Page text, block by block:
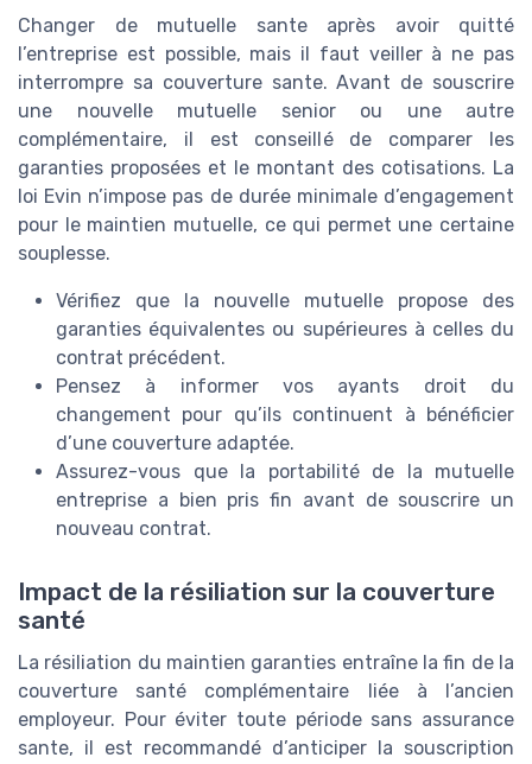
Changer de mutuelle sante après avoir quitté
l’entreprise est possible, mais il faut veiller à ne pas
interrompre sa couverture sante. Avant de souscrire
une nouvelle mutuelle senior ou une autre
complémentaire, il est conseillé de comparer les
garanties proposées et le montant des cotisations. La
loi Evin n’impose pas de durée minimale d’engagement
pour le maintien mutuelle, ce qui permet une certaine
souplesse.
Vérifiez que la nouvelle mutuelle propose des
garanties équivalentes ou supérieures à celles du
contrat précédent.
Pensez à informer vos ayants droit du
changement pour qu’ils continuent à bénéficier
d’une couverture adaptée.
Assurez-vous que la portabilité de la mutuelle
entreprise a bien pris fin avant de souscrire un
nouveau contrat.
Impact de la résiliation sur la couverture
santé
La résiliation du maintien garanties entraîne la fin de la
couverture santé complémentaire liée à l’ancien
employeur. Pour éviter toute période sans assurance
sante, il est recommandé d’anticiper la souscription